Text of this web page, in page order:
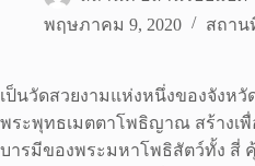
พฤษภาคม 9, 2020
สถาน
เป็นวัดสวยงามแห่งหนึ่งของจังห
พระพุทธเมตตาโพธิญาณ สร้างเ
บารมีของพระมหาโพธิสัตว์ทั้ง สี่